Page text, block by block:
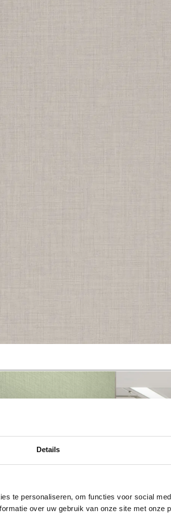
Details
te personaliseren, om functies voor social
over uw gebruik van onze site met onze